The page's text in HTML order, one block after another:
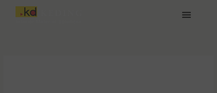
Przejdź